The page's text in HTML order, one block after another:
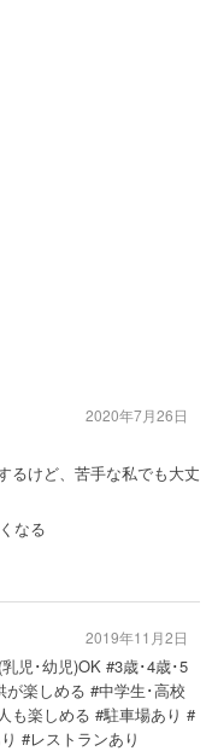
るけど、苦手な私でも大丈
なる
2020年7月26日
児･幼児)OK #3歳･4歳･5
楽しめる #中学生･高校
も楽しめる #駐車場あり #
#レストランあり
2019年11月2日